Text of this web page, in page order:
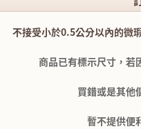
不接受小於0.5公分以內的微
商品已有標示尺寸，若
買錯或是其他
暫不提供便